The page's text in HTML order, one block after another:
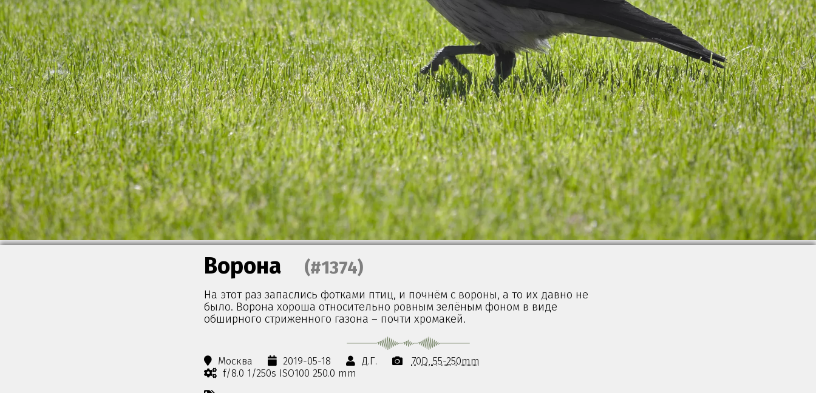
Ворона (#1374)
На этот раз запаслись фотками птиц, и почнём с вороны, а то их давно не
было. Ворона хороша относительно ровным зелёным фоном в виде
обширного стриженного газона – почти хромакей.
Москва 2019-05-18 Д.Г. 70D 55-250mm
f/8.0 1/250s ISO100 250.0 mm